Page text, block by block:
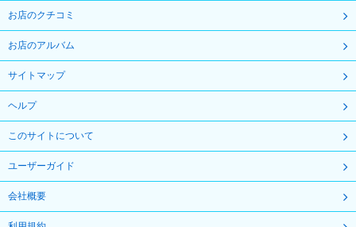
お店のクチコミ
お店のアルバム
サイトマップ
ヘルプ
このサイトについて
ユーザーガイド
会社概要